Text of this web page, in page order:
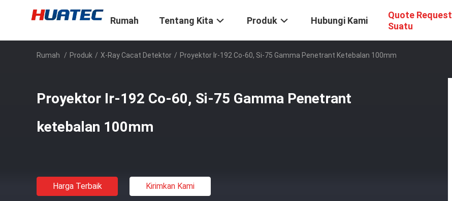
Rumah Tentang Kita Produk Hubungi Kami
Quote Request
Suatu
Rumah / Produk / X-Ray Cacat Detektor / Proyektor Ir-192 Co-60, Si-75 Gamma Penetrant Ketebalan 100mm
Proyektor Ir-192 Co-60, Si-75 Gamma Penetrant
ketebalan 100mm
Harga Terbaik Kirimkan Kami